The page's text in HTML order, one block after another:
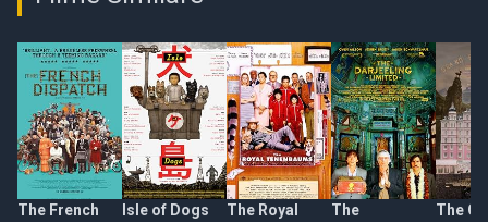
The French
Isle of Dogs
The Royal
The
The